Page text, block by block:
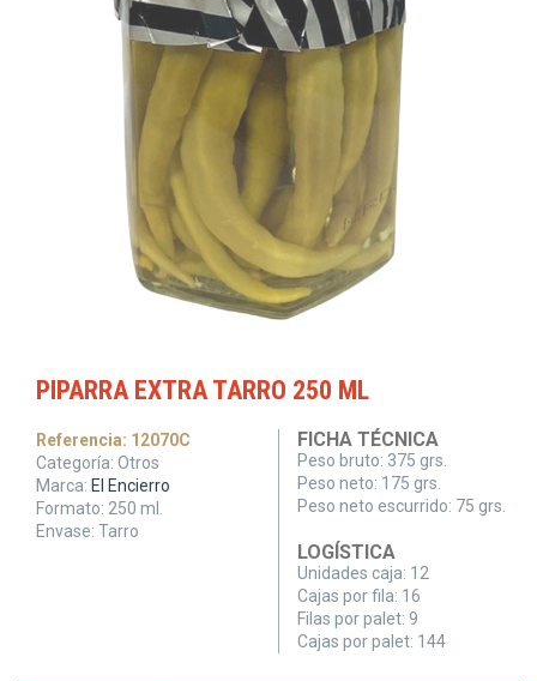
PIPARRA EXTRA TARRO 250 ML
Referencia: 12070C
Categoría: Otros
Marca: El Encierro
Formato: 250 ml.
Envase: Tarro
FICHA TÉCNICA
Peso bruto: 375 grs.
Peso neto: 175 grs.
Peso neto escurrido: 75 grs.
LOGÍSTICA
Unidades caja: 12
Cajas por fila: 16
Filas por palet: 9
Cajas por palet: 144